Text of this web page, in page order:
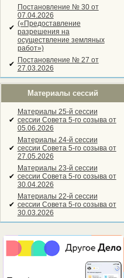
✔
Постановление № 30 от
07.04.2026
(«Предоставление
разрешения на
осуществление земляных
работ»)
✔ Постановление № 27 от
27.03.2026
Материалы сессий
✔
Материалы 25-й сессии
сессии Совета 5-го созыва от
05.06.2026
✔
Материалы 24-й сессии
сессии Совета 5-го созыва от
27.05.2026
✔
Материалы 23-й сессии
сессии Совета 5-го созыва от
30.04.2026
✔
Материалы 22-й сессии
сессии Совета 5-го созыва от
30.03.2026